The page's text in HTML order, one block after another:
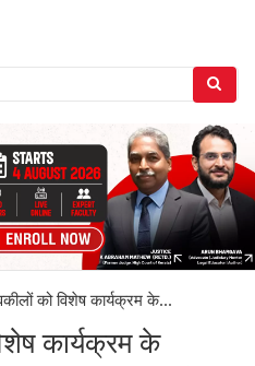
को विशेष कार्यक्रम के...
कार्यक्रम के